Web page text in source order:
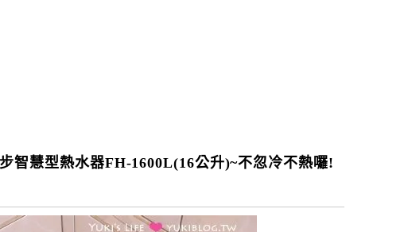
智慧型熱水器FH-1600L(16公升)~不忽冷不熱囉!